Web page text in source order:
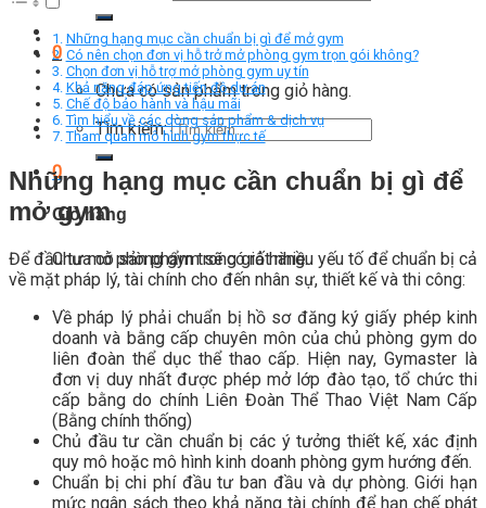
0
Chưa có sản phẩm trong giỏ hàng.
Tìm kiếm:
0
Giỏ hàng
Chưa có sản phẩm trong giỏ hàng.
Những hạng mục cần chuẩn bị gì để mở gym
Có nên chọn đơn vị hỗ trở mở phòng gym trọn gói không?
Chọn đơn vị hỗ trợ mở phòng gym uy tín
Khả năng đáp ứng tiến độ dự án
Chế độ bảo hành và hậu mãi
Tìm hiểu về các dòng sản phẩm & dịch vụ
Tham quan mô hình gym thực tế
Những hạng mục cần chuẩn bị gì để
mở gym
Để đầu tư mở phòng gym sẽ có rất nhiều yếu tố để chuẩn bị cả
về mặt pháp lý, tài chính cho đến nhân sự, thiết kế và thi công:
Về pháp lý phải chuẩn bị hồ sơ đăng ký giấy phép kinh
doanh và bằng cấp chuyên môn của chủ phòng gym do
liên đoàn thể dục thể thao cấp. Hiện nay, Gymaster là
đơn vị duy nhất được phép mở lớp đào tạo, tổ chức thi
cấp bằng do chính Liên Đoàn Thể Thao Việt Nam Cấp
(Bằng chính thống)
Chủ đầu tư cần chuẩn bị các ý tưởng thiết kế, xác định
quy mô hoặc mô hình kinh doanh phòng gym hướng đến.
Chuẩn bị chi phí đầu tư ban đầu và dự phòng. Giới hạn
mức ngân sách theo khả năng tài chính để hạn chế phát